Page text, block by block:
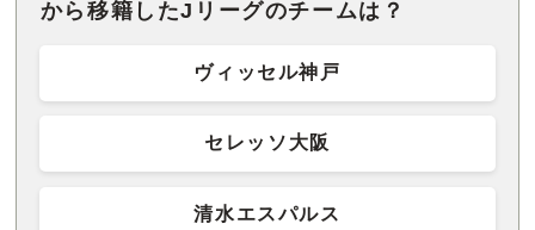
から移籍したJリーグのチームは？
ヴィッセル神戸
セレッソ大阪
清水エスパルス